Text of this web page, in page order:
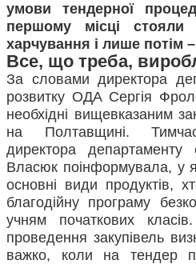
умови тендерної
першому місці стояли
харчування і лише потім –
Все, що треба,
За словами директора
розвитку ОДА Сергія
необхідні вищевказаним
на Полтавщині.
директора
Власюк поінформувала, у
основні види продуктів,
благодійну програму
учням початкових
проведення закупівель
важко, коли на тендер